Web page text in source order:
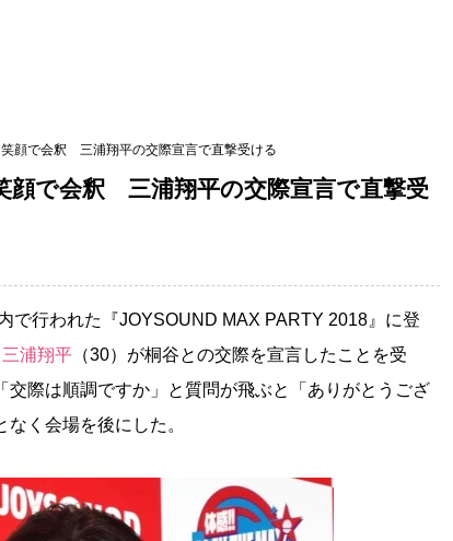
笑顔で会釈 三浦翔平の交際宣言で直撃受ける
顔で会釈 三浦翔平の交際宣言で直撃受
で行われた『JOYSOUND MAX PARTY 2018』に登
三浦翔平 （30）が桐谷との交際を宣言したことを受
交際は順調ですか」と質問が飛ぶと「ありがとうござ
く会場を後にした。